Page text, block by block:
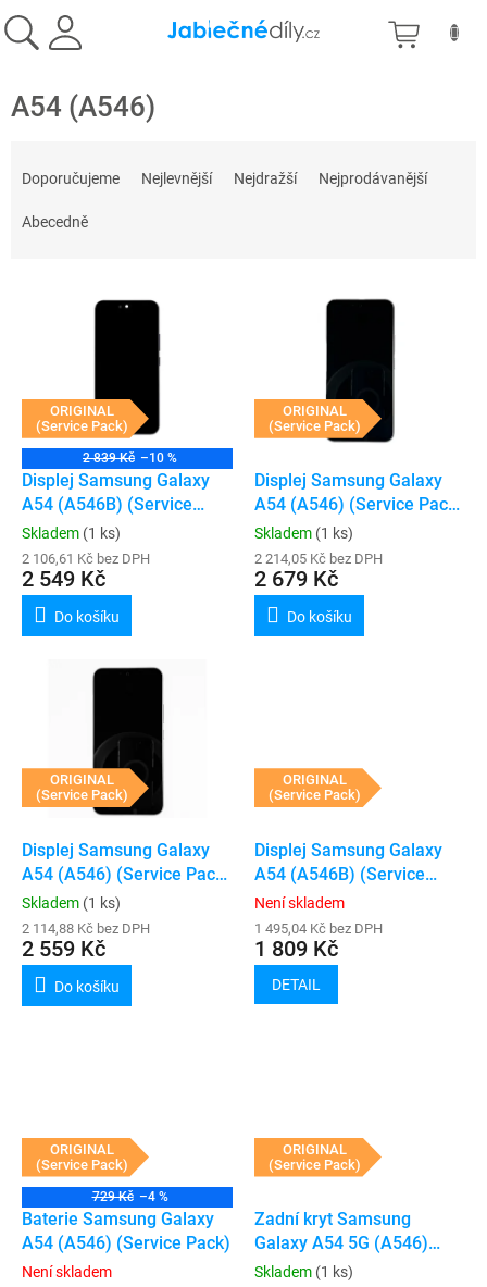
na
obsah
A54 (A546)
Doporučujeme Nejlevnější Nejdražší Nejprodávanější
Abecedně
ORIGINAL
(Service Pack)
2 839 Kč –10 %
Displej Samsung Galaxy
A54 (A546B) (Service
Pack) (Black)
Skladem (1 ks)
2 106,61 Kč bez DPH
2 549 Kč
Do košíku
ORIGINAL
(Service Pack)
Displej Samsung Galaxy
A54 (A546) (Service Pack)
(White)
Skladem (1 ks)
2 214,05 Kč bez DPH
2 679 Kč
Do košíku
ORIGINAL
(Service Pack)
Displej Samsung Galaxy
A54 (A546) (Service Pack)
(Violet)
Skladem (1 ks)
2 114,88 Kč bez DPH
2 559 Kč
Do košíku
ORIGINAL
(Service Pack)
Displej Samsung Galaxy
A54 (A546B) (Service
Pack) (Bez rámečku)
Není skladem
1 495,04 Kč bez DPH
1 809 Kč
DETAIL
ORIGINAL
(Service Pack)
729 Kč –4 %
Baterie Samsung Galaxy
A54 (A546) (Service Pack)
Není skladem
ORIGINAL
(Service Pack)
Zadní kryt Samsung
Galaxy A54 5G (A546)
(Service Pack) (Violet)
Skladem (1 ks)